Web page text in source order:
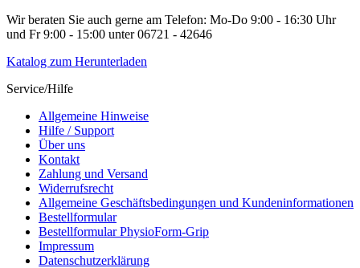
Wir beraten Sie auch gerne am Telefon: Mo-Do 9:00 - 16:30 Uhr
und Fr 9:00 - 15:00 unter 06721 - 42646
Katalog zum Herunterladen
Service/Hilfe
Allgemeine Hinweise
Hilfe / Support
Über uns
Kontakt
Zahlung und Versand
Widerrufsrecht
Allgemeine Geschäftsbedingungen und Kundeninformationen
Bestellformular
Bestellformular PhysioForm-Grip
Impressum
Datenschutzerklärung